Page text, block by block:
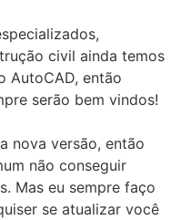
civil ainda temos
AutoCAD, então
serão bem vindos!
nova versão, então
não conseguir
Mas eu sempre faço
se atualizar você